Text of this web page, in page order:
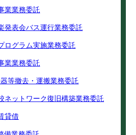
業業務委託
発表会バス運行業務委託
ログラム実施業務委託
業業務委託
等撤去・運搬業務委託
ネットワーク復旧構築業務委託
貸借